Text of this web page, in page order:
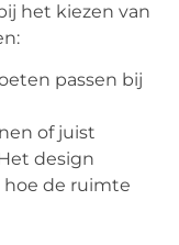
het kiezen van
passen bij
of juist
design
hoe de ruimte